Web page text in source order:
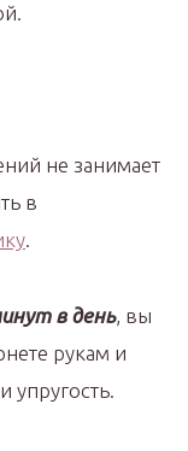
не занимает
в
.
в день, вы
рукам и